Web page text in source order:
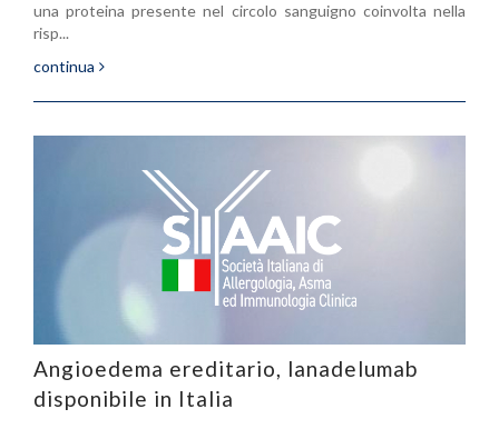
una proteina presente nel circolo sanguigno coinvolta nella
risp...
continua
Angioedema ereditario, lanadelumab
disponibile in Italia